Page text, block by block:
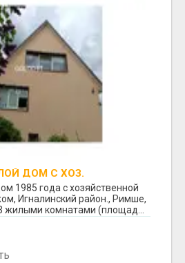
ДОМ С ХОЗ.
В РИМШЕ.
1985 года с хозяйственной
Игналинский район., Римше,
жилыми комнатами (площад...